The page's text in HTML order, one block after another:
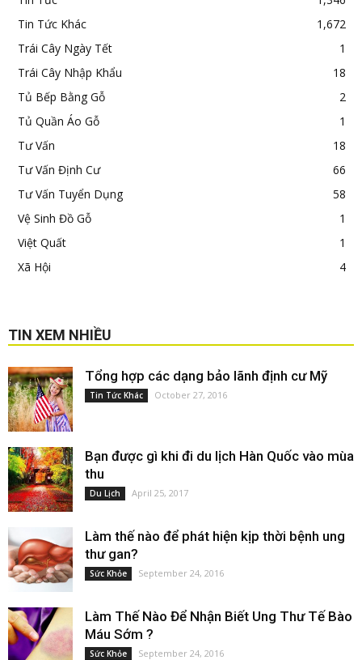
Tin Tức Khác
1,672
Trái Cây Ngày Tết
1
Trái Cây Nhập Khẩu
18
Tủ Bếp Bằng Gỗ
2
Tủ Quần Áo Gỗ
1
Tư Vấn
18
Tư Vấn Định Cư
66
Tư Vấn Tuyển Dụng
58
Vệ Sinh Đồ Gỗ
1
Việt Quất
1
Xã Hội
4
TIN XEM NHIỀU
Tổng hợp các dạng bảo lãnh định cư Mỹ
Tin Tức Khác October 27, 2016
Bạn được gì khi đi du lịch Hàn Quốc vào mùa
thu
Du Lịch April 25, 2017
Làm thế nào để phát hiện kịp thời bệnh ung
thư gan?
Sức Khỏe September 24, 2016
Làm Thế Nào Để Nhận Biết Ung Thư Tế Bào
Máu Sớm ?
Sức Khỏe September 24, 2016